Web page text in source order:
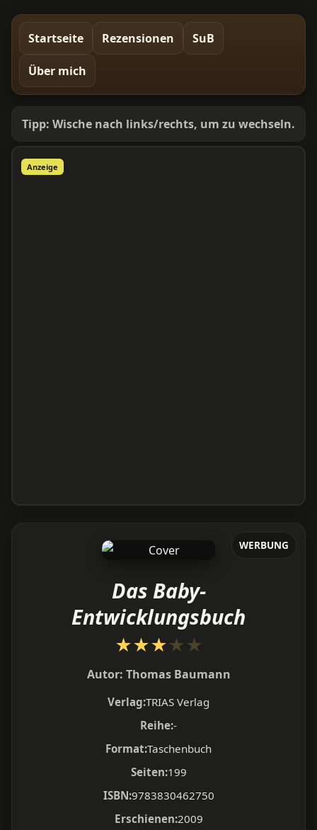
Startseite Rezensionen SuB
Über mich
Tipp: Wische nach links/rechts, um zu wechseln.
Anzeige
WERBUNG
Das Baby-
Entwicklungsbuch
★★★★★
Autor: Thomas Baumann
Verlag:TRIAS Verlag
Reihe:-
Format:Taschenbuch
Seiten:199
ISBN:9783830462750
Erschienen:2009